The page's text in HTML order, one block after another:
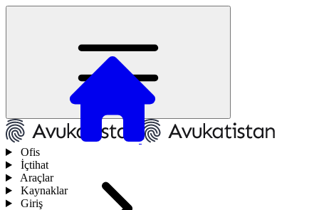
Ofis
İçtihat
Araçlar
Kaynaklar
Giriş